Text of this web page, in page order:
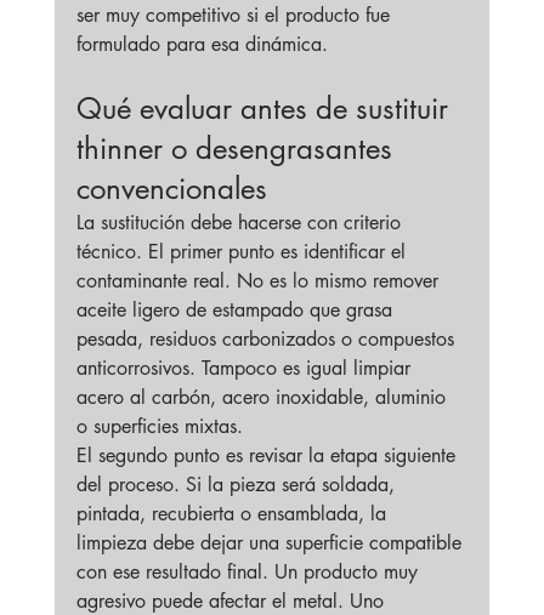
ser muy competitivo si el producto fue
formulado para esa dinámica.
Qué evaluar antes de sustituir
thinner o desengrasantes
convencionales
La sustitución debe hacerse con criterio
técnico. El primer punto es identificar el
contaminante real. No es lo mismo remover
aceite ligero de estampado que grasa
pesada, residuos carbonizados o compuestos
anticorrosivos. Tampoco es igual limpiar
acero al carbón, acero inoxidable, aluminio
o superficies mixtas.
El segundo punto es revisar la etapa siguiente
del proceso. Si la pieza será soldada,
pintada, recubierta o ensamblada, la
limpieza debe dejar una superficie compatible
con ese resultado final. Un producto muy
agresivo puede afectar el metal. Uno